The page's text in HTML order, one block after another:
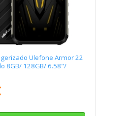
Ulefone Armor 22
8GB/ 128GB/ 6.58"/